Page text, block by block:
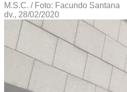
M.S.C. / Foto: Facundo Santana
dv., 28/02/2020